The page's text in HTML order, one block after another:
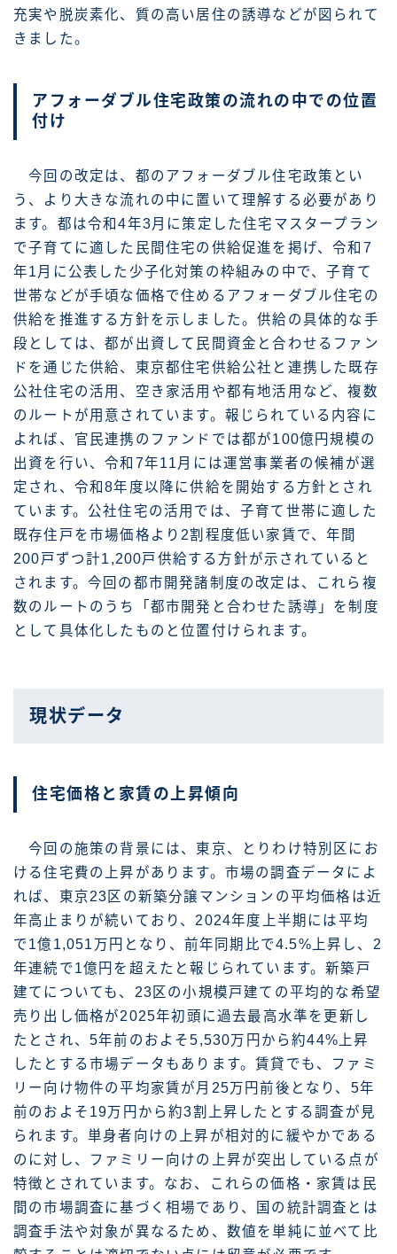
充実や脱炭素化、質の高い居住の誘導などが図られて
きました。
アフォーダブル住宅政策の流れの中での位置
付け
今回の改定は、都のアフォーダブル住宅政策とい
う、より大きな流れの中に置いて理解する必要があり
ます。都は令和4年3月に策定した住宅マスタープラン
で子育てに適した民間住宅の供給促進を掲げ、令和7
年1月に公表した少子化対策の枠組みの中で、子育て
世帯などが手頃な価格で住めるアフォーダブル住宅の
供給を推進する方針を示しました。供給の具体的な手
段としては、都が出資して民間資金と合わせるファン
ドを通じた供給、東京都住宅供給公社と連携した既存
公社住宅の活用、空き家活用や都有地活用など、複数
のルートが用意されています。報じられている内容に
よれば、官民連携のファンドでは都が100億円規模の
出資を行い、令和7年11月には運営事業者の候補が選
定され、令和8年度以降に供給を開始する方針とされ
ています。公社住宅の活用では、子育て世帯に適した
既存住戸を市場価格より2割程度低い家賃で、年間
200戸ずつ計1,200戸供給する方針が示されていると
されます。今回の都市開発諸制度の改定は、これら複
数のルートのうち「都市開発と合わせた誘導」を制度
として具体化したものと位置付けられます。
現状データ
住宅価格と家賃の上昇傾向
今回の施策の背景には、東京、とりわけ特別区にお
ける住宅費の上昇があります。市場の調査データによ
れば、東京23区の新築分譲マンションの平均価格は近
年高止まりが続いており、2024年度上半期には平均
で1億1,051万円となり、前年同期比で4.5%上昇し、2
年連続で1億円を超えたと報じられています。新築戸
建てについても、23区の小規模戸建ての平均的な希望
売り出し価格が2025年初頭に過去最高水準を更新し
たとされ、5年前のおよそ5,530万円から約44%上昇
したとする市場データもあります。賃貸でも、ファミ
リー向け物件の平均家賃が月25万円前後となり、5年
前のおよそ19万円から約3割上昇したとする調査が見
られます。単身者向けの上昇が相対的に緩やかである
のに対し、ファミリー向けの上昇が突出している点が
特徴とされています。なお、これらの価格・家賃は民
間の市場調査に基づく相場であり、国の統計調査とは
調査手法や対象が異なるため、数値を単純に並べて比